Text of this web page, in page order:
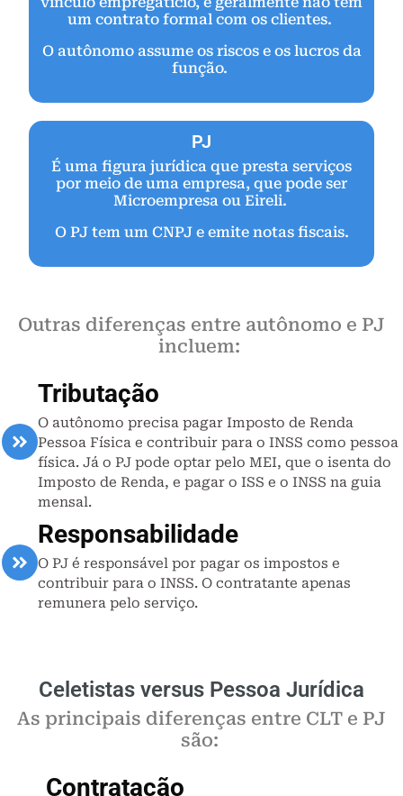
um contrato formal com os clientes.
O autônomo assume os riscos e os lucros da
função.
PJ
É uma figura jurídica que presta serviços
por meio de uma empresa, que pode ser
Microempresa ou Eireli.
O PJ tem um CNPJ e emite notas fiscais.
Outras diferenças entre autônomo e PJ
incluem:
Tributação
O autônomo precisa pagar Imposto de Renda
Pessoa Física e contribuir para o INSS como pessoa
física. Já o PJ pode optar pelo MEI, que o isenta do
Imposto de Renda, e pagar o ISS e o INSS na guia
mensal.
Responsabilidade
O PJ é responsável por pagar os impostos e
contribuir para o INSS. O contratante apenas
remunera pelo serviço.
Celetistas versus Pessoa Jurídica
As principais diferenças entre CLT e PJ
são:
Contratação